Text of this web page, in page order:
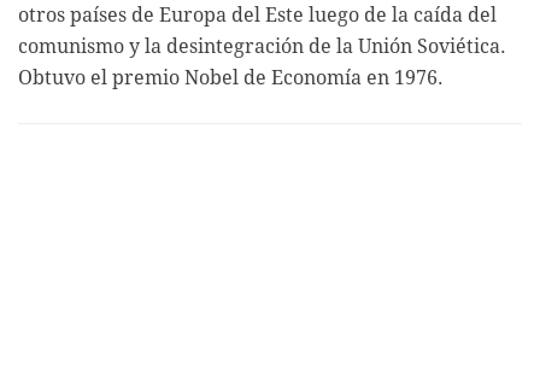
otros países de Europa del Este luego de la caída del
comunismo y la desintegración de la Unión Soviética.
Obtuvo el premio Nobel de Economía en 1976.